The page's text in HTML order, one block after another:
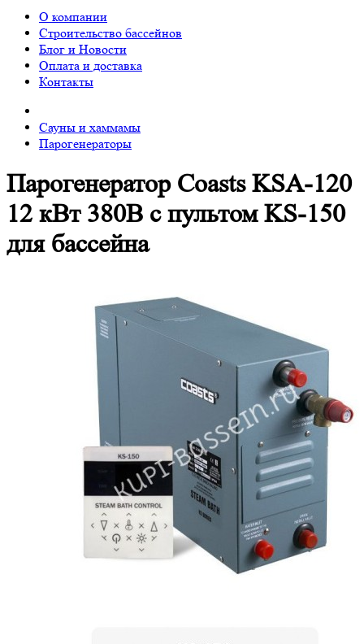
О компании
Строительство бассейнов
Блог и Новости
Оплата и доставка
Контакты
Сауны и хаммамы
Парогенераторы
Парогенератор Coasts KSA-120
12 кВт 380В с пультом KS-150
для бассейна